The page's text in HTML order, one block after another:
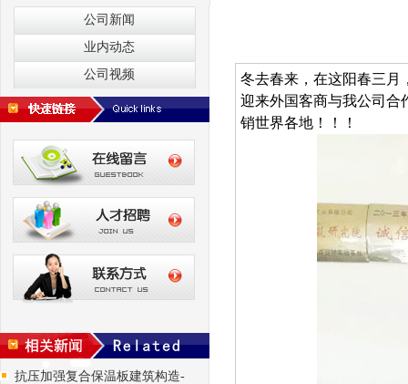
公司新闻
业内动态
公司视频
抗压加强复合保温板建筑构造-
冬去春来，在这阳春三月
迎来外国客商与我公司合
销世界各地！！！